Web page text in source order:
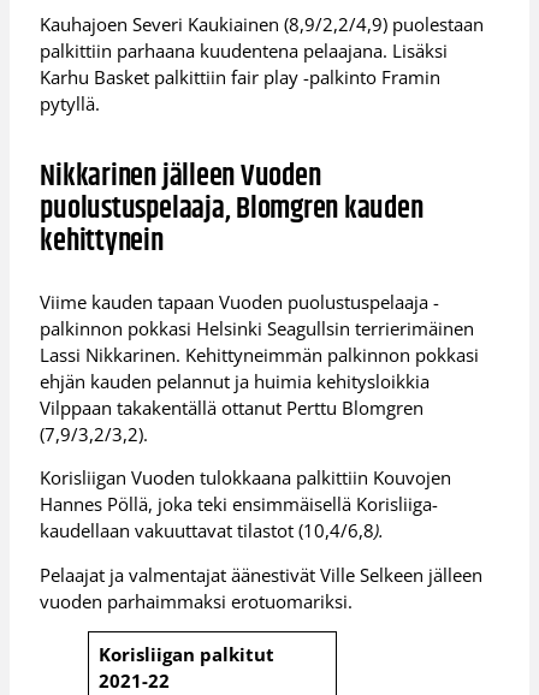
Kauhajoen Severi Kaukiainen (8,9/2,2/4,9) puolestaan
palkittiin parhaana kuudentena pelaajana. Lisäksi
Karhu Basket palkittiin fair play -palkinto Framin
pytyllä.
Nikkarinen jälleen Vuoden
puolustuspelaaja, Blomgren kauden
kehittynein
Viime kauden tapaan Vuoden puolustuspelaaja -
palkinnon pokkasi Helsinki Seagullsin terrierimäinen
Lassi Nikkarinen. Kehittyneimmän palkinnon pokkasi
ehjän kauden pelannut ja huimia kehitysloikkia
Vilppaan takakentällä ottanut Perttu Blomgren
(7,9/3,2/3,2).
Korisliigan Vuoden tulokkaana palkittiin Kouvojen
Hannes Pöllä, joka teki ensimmäisellä Korisliiga-
kaudellaan vakuuttavat tilastot (10,4/6,8).
Pelaajat ja valmentajat äänestivät Ville Selkeen jälleen
vuoden parhaimmaksi erotuomariksi.
Korisliigan palkitut
2021-22